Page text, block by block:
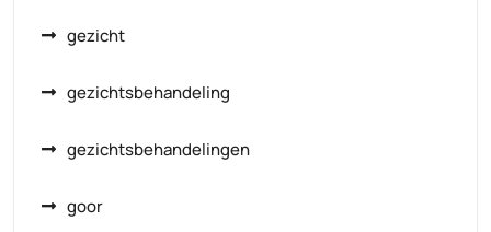
gezicht
gezichtsbehandeling
gezichtsbehandelingen
goor